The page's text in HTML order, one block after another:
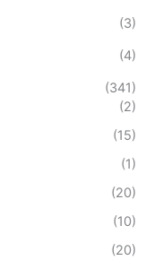
(3)
(4)
(341)
(2)
(15)
(1)
(20)
(10)
(20)